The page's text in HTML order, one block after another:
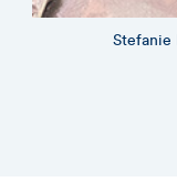
Stefanie